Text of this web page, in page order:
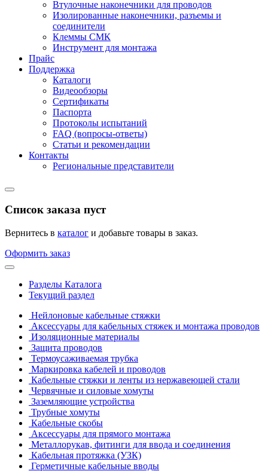
Втулочные наконечники для проводов
Изолированные наконечники, разъемы и
соединители
Клеммы СМК
Инструмент для монтажа
Прайс
Поддержка
Каталоги
Видеообзоры
Сертификаты
Паспорта
Протоколы испытаний
FAQ (вопросы-ответы)
Статьи и рекомендации
Контакты
Региональные представители
Список заказа пуст
Вернитесь в каталог и добавьте товары в заказ.
Оформить заказ
Разделы Каталога
Текущий раздел
Нейлоновые кабельные стяжки
Аксессуары для кабельных стяжек и монтажа проводов
Изоляционные материалы
Защита проводов
Термоусаживаемая трубка
Маркировка кабелей и проводов
Кабельные стяжки и ленты из нержавеющей стали
Червячные и силовые хомуты
Заземляющие устройства
Трубные хомуты
Кабельные скобы
Аксессуары для прямого монтажа
Металлорукав, фитинги для ввода и соединения
Кабельная протяжка (УЗК)
Герметичные кабельные вводы